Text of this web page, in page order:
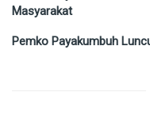
Masyarakat
Pemko Payakumbuh